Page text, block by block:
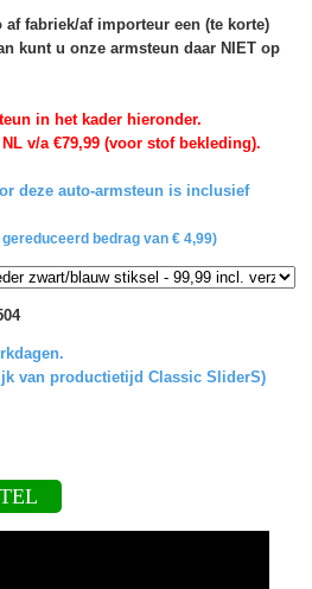
af fabriek/af importeur een (te korte)
kunt u onze armsteun daar NIET op
in het kader hieronder.
v/a €79,99 (voor stof bekleding).
deze auto-armsteun is inclusief
bedrag van € 4,99)
van productietijd Classic SliderS)